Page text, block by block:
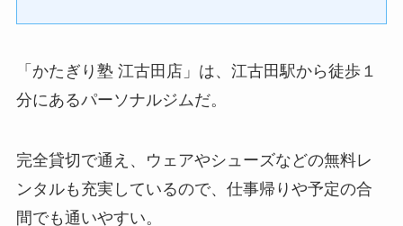
「かたぎり塾 江古田店」は、江古田駅から徒歩１
分にあるパーソナルジムだ。
完全貸切で通え、ウェアやシューズなどの無料レ
ンタルも充実しているので、仕事帰りや予定の合
間でも通いやすい。